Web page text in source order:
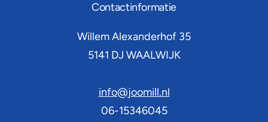
Contactinformatie
Willem Alexanderhof 35
5141 DJ WAALWIJK
info@joomill.nl
06-15346045